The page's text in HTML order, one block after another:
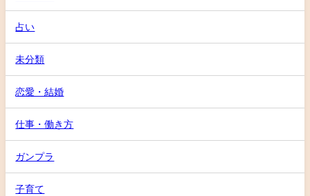
占い
未分類
恋愛・結婚
仕事・働き方
ガンプラ
子育て